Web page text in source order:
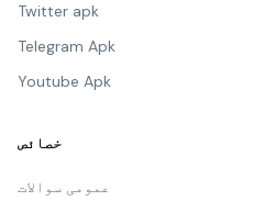
Twitter apk
Telegram Apk
Youtube Apk
خصائص
عمومی سوالات